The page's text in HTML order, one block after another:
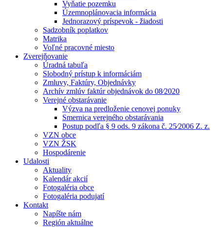
Vyňatie pozemku
Územnoplánovacia informácia
Jednorazový príspevok - žiadosti
Sadzobník poplatkov
Matrika
Voľné pracovné miesto
Zverejňovanie
Úradná tabuľa
Slobodný prístup k informáciám
Zmluvy, Faktúry, Objednávky
Archív zmlúv faktúr objednávok do 08⁄2020
Verejné obstarávanie
Výzva na predloženie cenovej ponuky
Smernica verejného obstarávania
Postup podľa § 9 ods. 9 zákona č. 25⁄2006 Z. z.
VZN obce
VZN ŽSK
Hospodárenie
Udalosti
Aktuality
Kalendár akcií
Fotogaléria obce
Fotogaléria podujatí
Kontakt
Napíšte nám
Región aktuálne